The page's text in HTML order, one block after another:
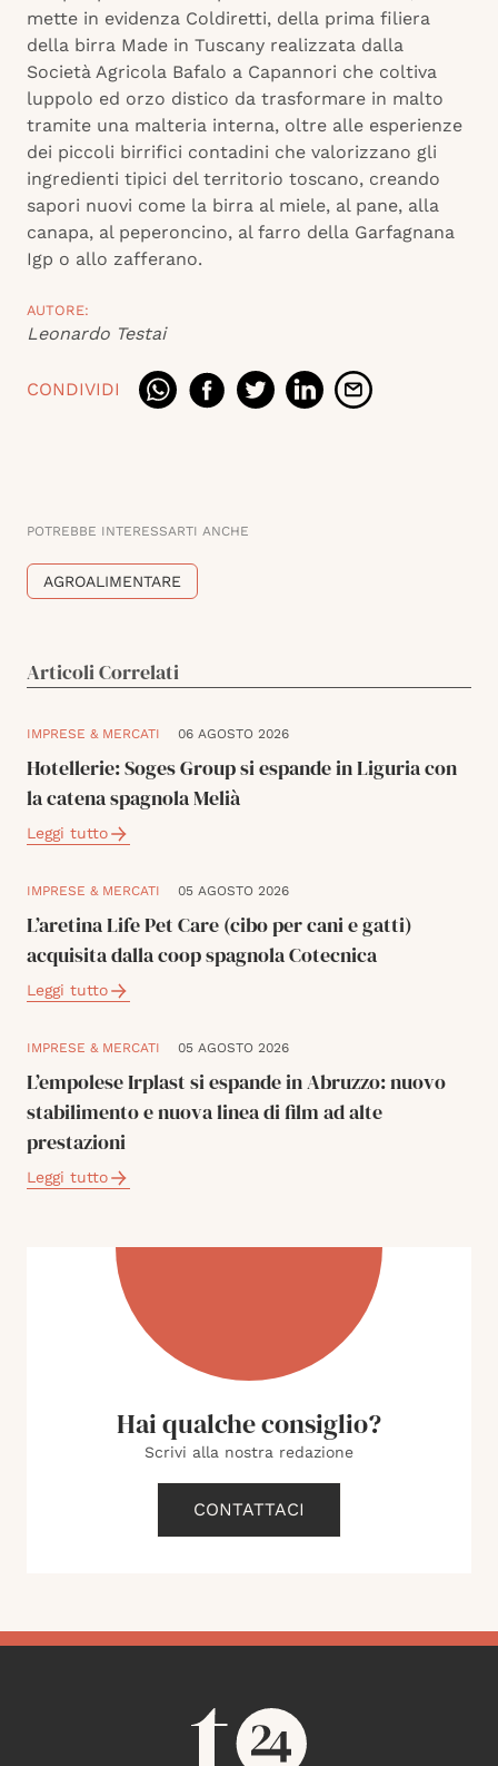
mette in evidenza Coldiretti, della prima filiera
della birra Made in Tuscany realizzata dalla
Società Agricola Bafalo a Capannori che coltiva
luppolo ed orzo distico da trasformare in malto
tramite una malteria interna, oltre alle esperienze
dei piccoli birrifici contadini che valorizzano gli
ingredienti tipici del territorio toscano, creando
sapori nuovi come la birra al miele, al pane, alla
canapa, al peperoncino, al farro della Garfagnana
Igp o allo zafferano.
AUTORE:
Leonardo Testai
CONDIVIDI
POTREBBE INTERESSARTI ANCHE
AGROALIMENTARE
Articoli Correlati
IMPRESE & MERCATI 06 AGOSTO 2026
Hotellerie: Soges Group si espande in Liguria con
la catena spagnola Melià
Leggi tutto
IMPRESE & MERCATI 05 AGOSTO 2026
L’aretina Life Pet Care (cibo per cani e gatti)
acquisita dalla coop spagnola Cotecnica
Leggi tutto
IMPRESE & MERCATI 05 AGOSTO 2026
L’empolese Irplast si espande in Abruzzo: nuovo
stabilimento e nuova linea di film ad alte
prestazioni
Leggi tutto
Hai qualche consiglio?
Scrivi alla nostra redazione
CONTATTACI